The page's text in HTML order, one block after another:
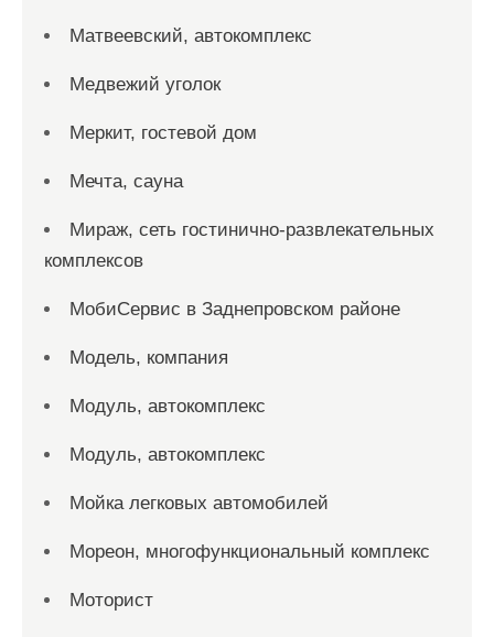
Матвеевский, автокомплекс
Медвежий уголок
Меркит, гостевой дом
Мечта, сауна
Мираж, сеть гостинично-развлекательных
комплексов
МобиСервис в Заднепровском районе
Модель, компания
Модуль, автокомплекс
Модуль, автокомплекс
Мойка легковых автомобилей
Мореон, многофункциональный комплекс
Моторист